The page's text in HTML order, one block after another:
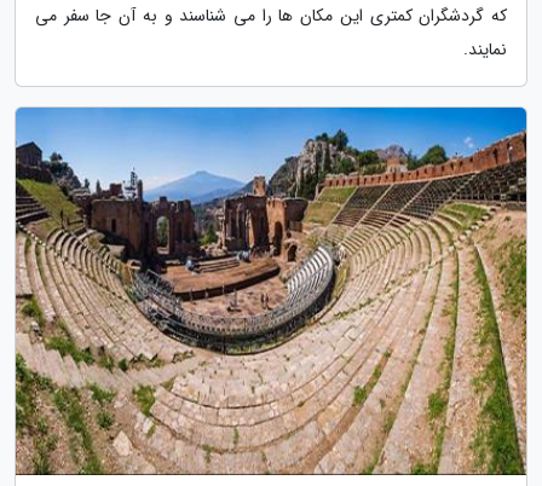
که گردشگران کمتری این مکان ها را می شناسند و به آن جا سفر می
نمایند.